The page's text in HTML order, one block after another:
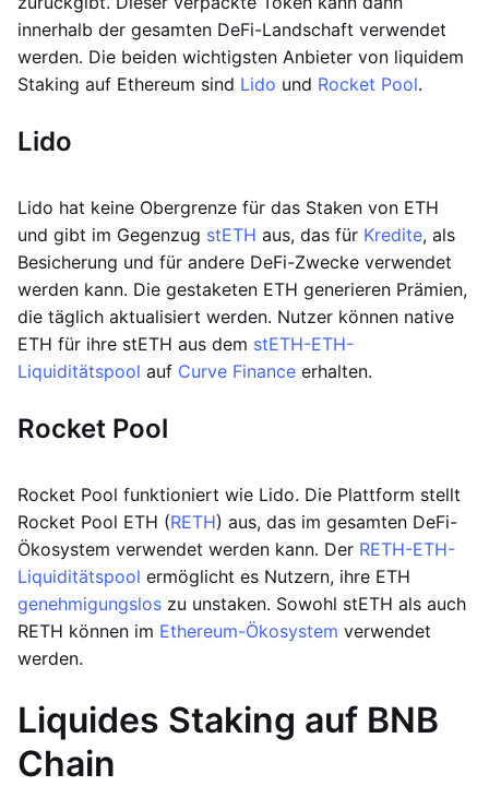
innerhalb der gesamten DeFi-Landschaft verwendet
werden. Die beiden wichtigsten Anbieter von liquidem
Staking auf Ethereum sind Lido und Rocket Pool.
Lido
Lido hat keine Obergrenze für das Staken von ETH
und gibt im Gegenzug stETH aus, das für Kredite, als
Besicherung und für andere DeFi-Zwecke verwendet
werden kann. Die gestaketen ETH generieren Prämien,
die täglich aktualisiert werden. Nutzer können native
ETH für ihre stETH aus dem stETH-ETH-
Liquiditätspool auf Curve Finance erhalten.
Rocket Pool
Rocket Pool funktioniert wie Lido. Die Plattform stellt
Rocket Pool ETH (RETH) aus, das im gesamten DeFi-
Ökosystem verwendet werden kann. Der RETH-ETH-
Liquiditätspool ermöglicht es Nutzern, ihre ETH
genehmigungslos zu unstaken. Sowohl stETH als auch
RETH können im Ethereum-Ökosystem verwendet
werden.
Liquides Staking auf BNB
Chain